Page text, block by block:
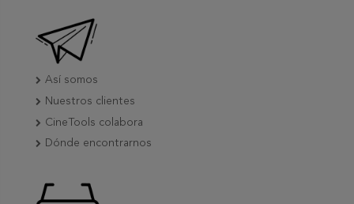
Así somos
Nuestros clientes
CineTools colabora
Dónde encontrarnos